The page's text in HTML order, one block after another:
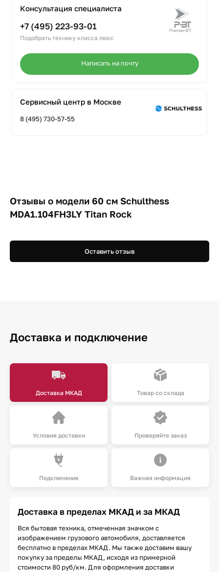
Консультация специалиста
+7 (495) 223-93-01
Подобрать технику класса люкс
Написать на почту
Сервисный центр в Москве
8 (495) 730-57-55
Отзывы о модели 60 см Schulthess
MDA1.104FH3LY Titan Rock
Оставить отзыв
Доставка и подключение
Доставка МКАД Товар со склада
Условия доставки Проверяйте заказ
Подключение Важная информация
Доставка в пределах МКАД и за МКАД
Вся бытовая техника, отмеченная значком с
изображением грузового автомобиля, доставляется
бесплатно в пределах МКАД. Мы также доставим вашу
покупку за пределы МКАД, исходя из примерной
стоимости 80 руб/км. Для оформления доставки